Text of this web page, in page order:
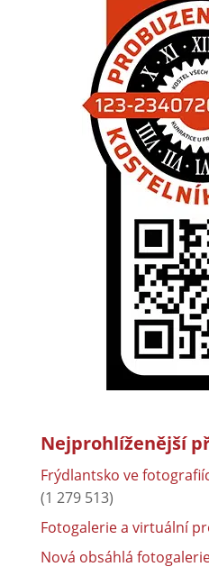
Nejprohlíženější
Frýdlantsko ve
(1 279 513)
Fotogalerie a virtuální
Nová obsáhlá